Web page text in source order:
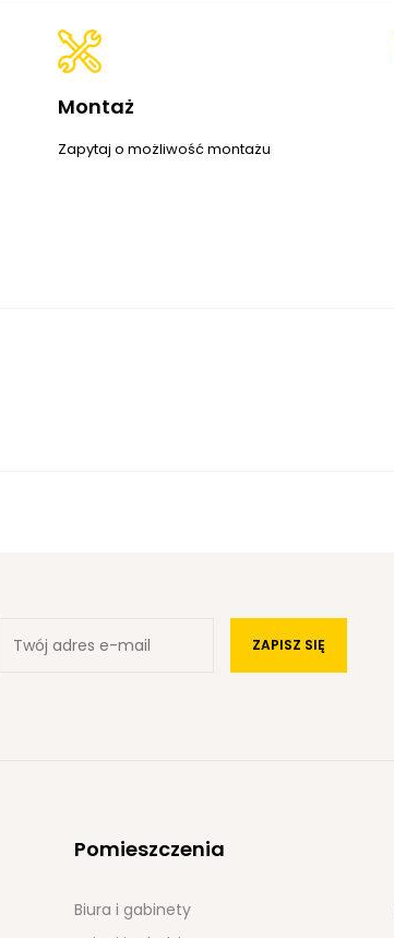
Montaż
Zapytaj o możliwość montażu
ZAPISZ SIĘ
Pomieszczenia
Biura i gabinety